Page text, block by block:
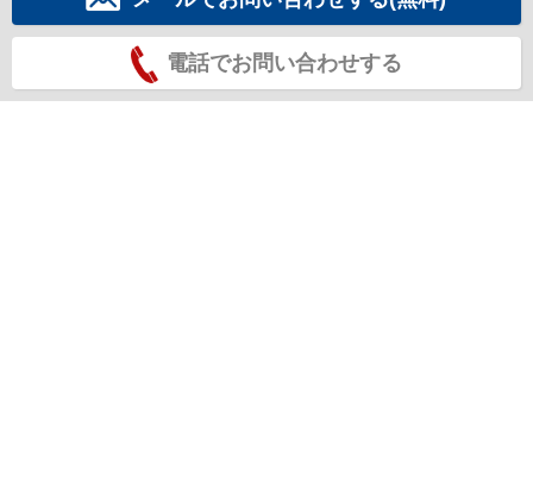
電話でお問い合わせする